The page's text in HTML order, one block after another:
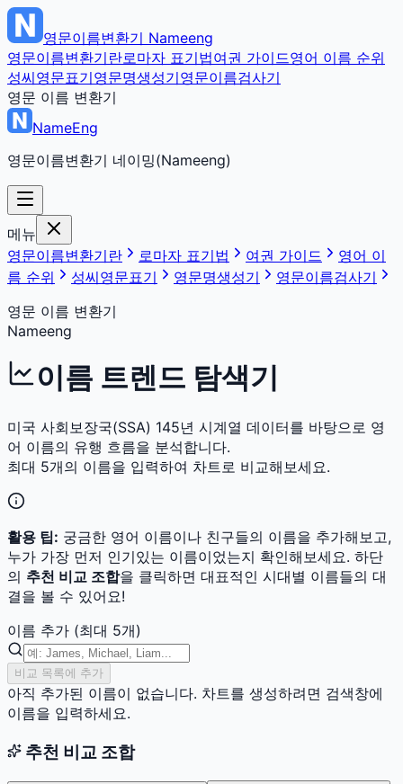
영문이름변환기 Nameeng
영문이름변환기란로마자 표기법여권 가이드영어 이름 순위
성씨영문표기영문명생성기영문이름검사기
영문 이름 변환기
NameEng
영문이름변환기 네이밍(Nameeng)
메뉴
영문이름변환기란
로마자 표기법 여권 가이드
영어 이
름 순위
성씨영문표기 영문명생성기
영문이름검사기
영문 이름 변환기
Nameeng
이름 트렌드 탐색기
미국 사회보장국(SSA) 145년 시계열 데이터를 바탕으로 영
어 이름의 유행 흐름을 분석합니다.
최대 5개의 이름을 입력하여 차트로 비교해보세요.
활용 팁: 궁금한 영어 이름이나 친구들의 이름을 추가해보고,
누가 가장 먼저 인기있는 이름이었는지 확인해보세요. 하단
의 추천 비교 조합을 클릭하면 대표적인 시대별 이름들의 대
결을 볼 수 있어요!
이름 추가 (최대 5개)
비교 목록에 추가
아직 추가된 이름이 없습니다. 차트를 생성하려면 검색창에
이름을 입력하세요.
추천 비교 조합